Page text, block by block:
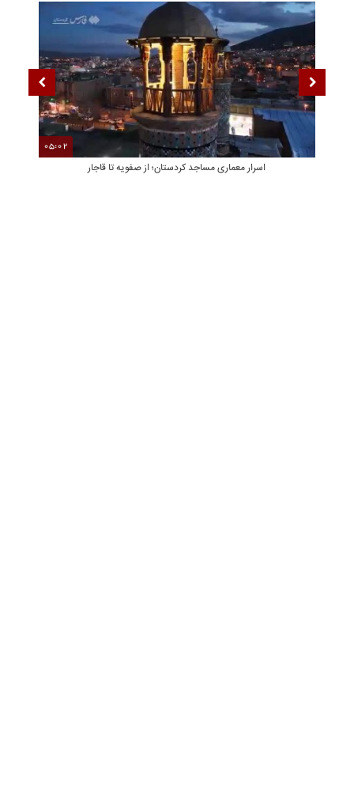
05:02
اسرار معماری مساجد کردستان؛ از صفویه تا قاجار